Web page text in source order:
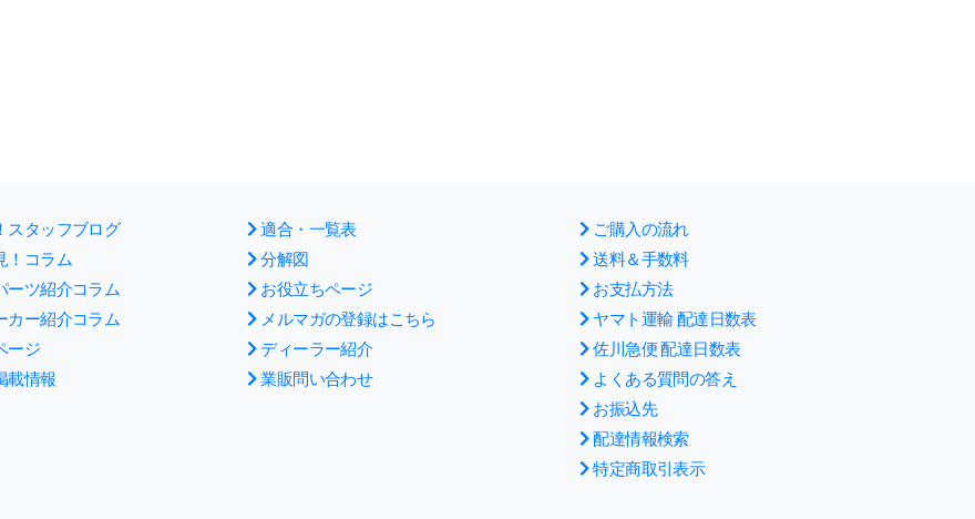
スタッフブログ
！コラム
ーツ紹介コラム
カー紹介コラム
ージ
載情報
適合・一覧表
分解図
お役立ちページ
メルマガの登録はこちら
ディーラー紹介
業販問い合わせ
ご購入の流れ
送料＆手数料
お支払方法
ヤマト運輸 配達日数表
佐川急便 配達日数表
よくある質問の答え
お振込先
配達情報検索
特定商取引表示